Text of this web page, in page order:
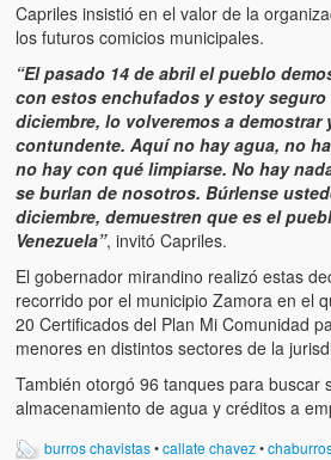
Fotos
Versos
Cuentos
Videos
Chistes
Capriles insistió en el valor de la
los futuros comicios municipales.
“El pasado 14 de abril el pueblo
con estos enchufados y estoy seguro
diciembre, lo volveremos a demostrar
contundente. Aquí no hay agua, no
no hay con qué limpiarse. No hay
se burlan de nosotros. Búrlense
diciembre, demuestren que es el
Venezuela”, invitó Capriles.
El gobernador mirandino realizó estas
recorrido por el municipio Zamora en el
20 Certificados del Plan Mi Comunidad
menores en distintos sectores de la
También otorgó 96 tanques para buscar
almacenamiento de agua y créditos a
burros chavistas•callate chavez•